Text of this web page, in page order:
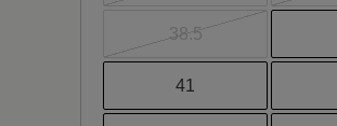
38.5
41